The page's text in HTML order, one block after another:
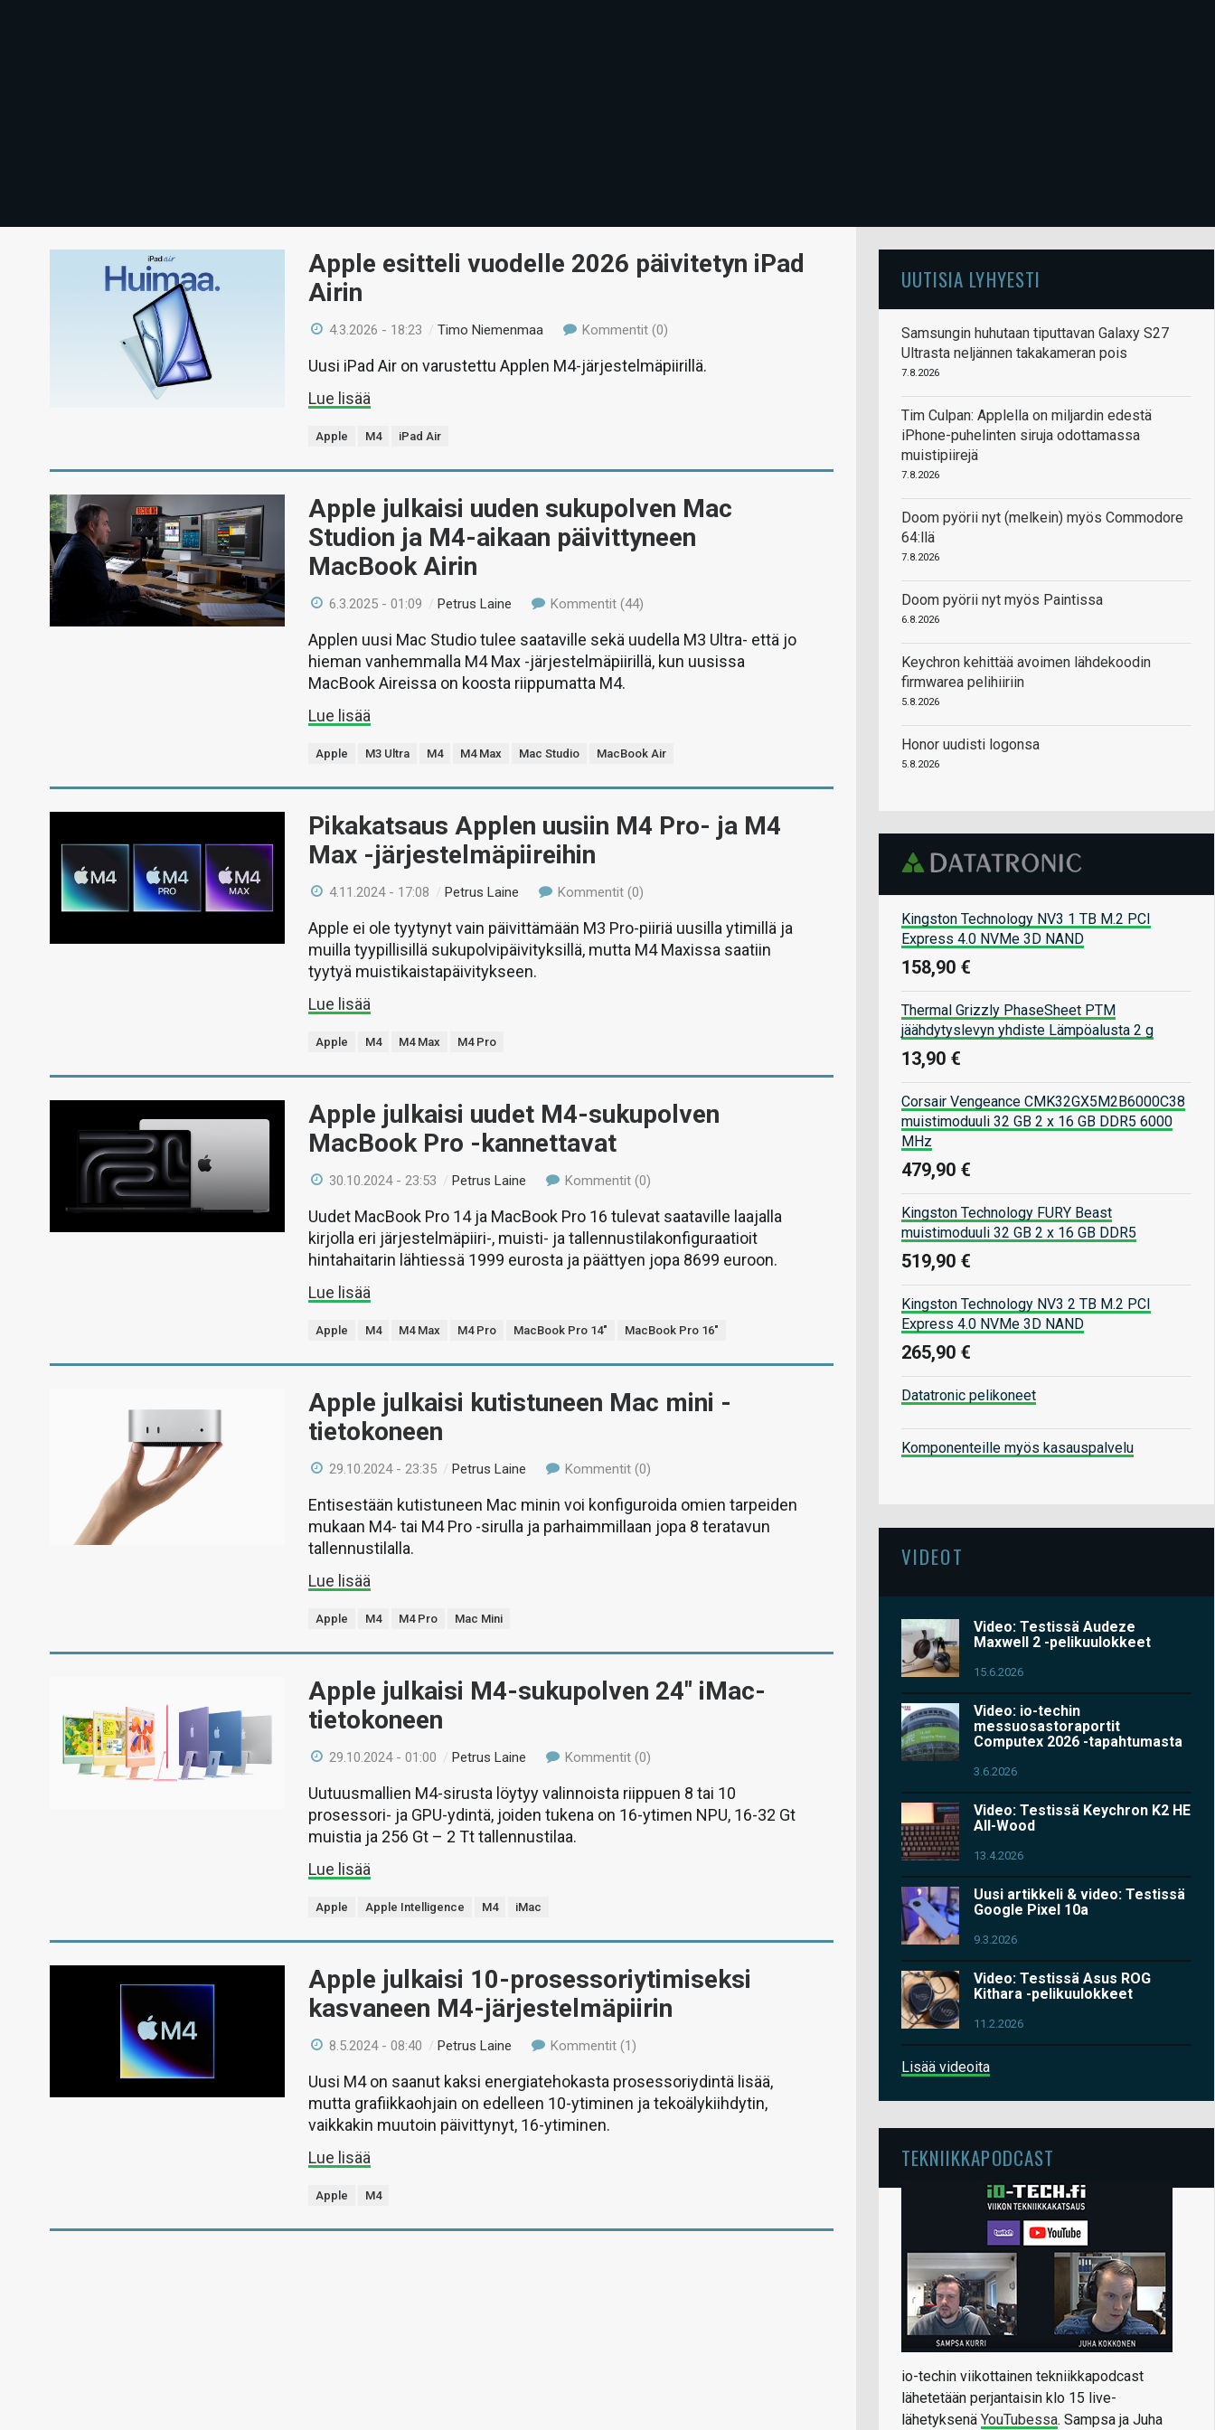
Apple esitteli vuodelle 2026 päivitetyn iPad
Airin
4.3.2026 - 18:23 /Timo Niemenmaa Kommentit (0)
Uusi iPad Air on varustettu Applen M4-järjestelmäpiirillä.
Lue lisää
Apple M4 iPad Air
Apple julkaisi uuden sukupolven Mac
Studion ja M4-aikaan päivittyneen
MacBook Airin
6.3.2025 - 01:09 /Petrus Laine Kommentit (44)
Applen uusi Mac Studio tulee saataville sekä uudella M3 Ultra- että jo
hieman vanhemmalla M4 Max -järjestelmäpiirillä, kun uusissa
MacBook Aireissa on koosta riippumatta M4.
Lue lisää
Apple M3 Ultra M4 M4 Max Mac Studio MacBook Air
Pikakatsaus Applen uusiin M4 Pro- ja M4
Max -järjestelmäpiireihin
4.11.2024 - 17:08 /Petrus Laine Kommentit (0)
Apple ei ole tyytynyt vain päivittämään M3 Pro-piiriä uusilla ytimillä ja
muilla tyypillisillä sukupolvipäivityksillä, mutta M4 Maxissa saatiin
tyytyä muistikaistapäivitykseen.
Lue lisää
Apple M4 M4 Max M4 Pro
Apple julkaisi uudet M4-sukupolven
MacBook Pro -kannettavat
30.10.2024 - 23:53 /Petrus Laine Kommentit (0)
Uudet MacBook Pro 14 ja MacBook Pro 16 tulevat saataville laajalla
kirjolla eri järjestelmäpiiri-, muisti- ja tallennustilakonfiguraatioit
hintahaitarin lähtiessä 1999 eurosta ja päättyen jopa 8699 euroon.
Lue lisää
Apple M4 M4 Max M4 Pro MacBook Pro 14" MacBook Pro 16"
Apple julkaisi kutistuneen Mac mini -
tietokoneen
29.10.2024 - 23:35 /Petrus Laine Kommentit (0)
Entisestään kutistuneen Mac minin voi konfiguroida omien tarpeiden
mukaan M4- tai M4 Pro -sirulla ja parhaimmillaan jopa 8 teratavun
tallennustilalla.
Lue lisää
Apple M4 M4 Pro Mac Mini
Apple julkaisi M4-sukupolven 24″ iMac-
tietokoneen
29.10.2024 - 01:00 /Petrus Laine Kommentit (0)
Uutuusmallien M4-sirusta löytyy valinnoista riippuen 8 tai 10
prosessori- ja GPU-ydintä, joiden tukena on 16-ytimen NPU, 16-32 Gt
muistia ja 256 Gt – 2 Tt tallennustilaa.
Lue lisää
Apple Apple Intelligence M4 iMac
Apple julkaisi 10-prosessoriytimiseksi
kasvaneen M4-järjestelmäpiirin
8.5.2024 - 08:40 /Petrus Laine Kommentit (1)
Uusi M4 on saanut kaksi energiatehokasta prosessoriydintä lisää,
mutta grafiikkaohjain on edelleen 10-ytiminen ja tekoälykiihdytin,
vaikkakin muutoin päivittynyt, 16-ytiminen.
Lue lisää
Apple M4
UUTISIA LYHYESTI
Samsungin huhutaan tiputtavan Galaxy S27
Ultrasta neljännen takakameran pois
7.8.2026
Tim Culpan: Applella on miljardin edestä
iPhone-puhelinten siruja odottamassa
muistipiirejä
7.8.2026
Doom pyörii nyt (melkein) myös Commodore
64:llä
7.8.2026
Doom pyörii nyt myös Paintissa
6.8.2026
Keychron kehittää avoimen lähdekoodin
firmwarea pelihiiriin
5.8.2026
Honor uudisti logonsa
5.8.2026
Kingston Technology NV3 1 TB M.2 PCI
Express 4.0 NVMe 3D NAND
158,90 €
Thermal Grizzly PhaseSheet PTM
jäähdytyslevyn yhdiste Lämpöalusta 2 g
13,90 €
Corsair Vengeance CMK32GX5M2B6000C38
muistimoduuli 32 GB 2 x 16 GB DDR5 6000
MHz
479,90 €
Kingston Technology FURY Beast
muistimoduuli 32 GB 2 x 16 GB DDR5
519,90 €
Kingston Technology NV3 2 TB M.2 PCI
Express 4.0 NVMe 3D NAND
265,90 €
Datatronic pelikoneet
Komponenteille myös kasauspalvelu
VIDEOT
Video: Testissä Audeze
Maxwell 2 -pelikuulokkeet
15.6.2026
Video: io-techin
messuosastoraportit
Computex 2026 -tapahtumasta
3.6.2026
Video: Testissä Keychron K2 HE
All-Wood
13.4.2026
Uusi artikkeli & video: Testissä
Google Pixel 10a
9.3.2026
Video: Testissä Asus ROG
Kithara -pelikuulokkeet
11.2.2026
Lisää videoita
TEKNIIKKAPODCAST
io-techin viikottainen tekniikkapodcast
lähetetään perjantaisin klo 15 live-
lähetyksenä YouTubessa. Sampsa ja Juha